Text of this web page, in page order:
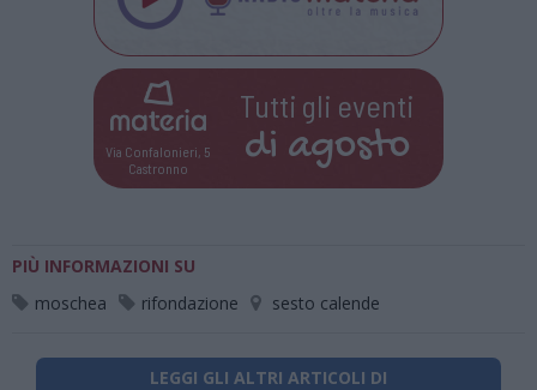
Via Confalonieri, 5
Castronno
Tutti gli eventi
di agosto
PIÙ INFORMAZIONI SU
moschea
rifondazione sesto calende
LEGGI GLI ALTRI ARTICOLI DI